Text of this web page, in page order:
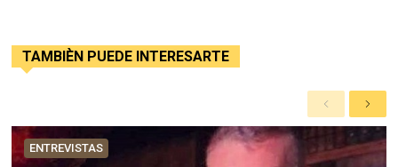
TAMBIÈN PUEDE INTERESARTE
A
n
t
e
S
i
g
u
ENTREVISTAS